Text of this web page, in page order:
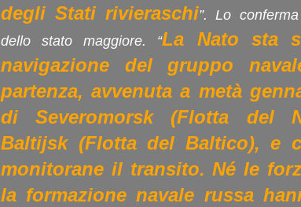
degli Stati rivieraschi”. Lo
dello stato maggiore. “La Nato sta
navigazione del gruppo
partenza, avvenuta a metà
di Severomorsk(Flotta del
Baltijsk (Flotta del Baltico), e
monitorane il transito. Né le
la formazione navale russa